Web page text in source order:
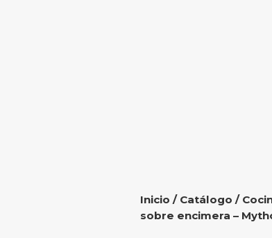
Inicio / Catálogo /
sobre encimera –